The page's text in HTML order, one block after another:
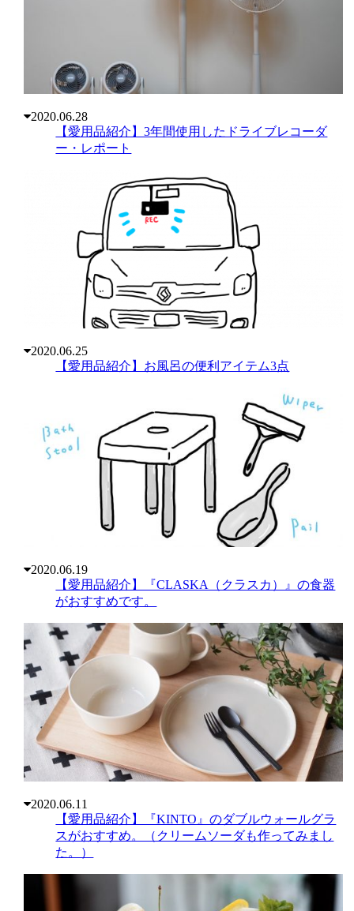
2020.06.28
【愛用品紹介】3年間使用したドライブレコーダ
ー・レポート
2020.06.25
【愛用品紹介】お風呂の便利アイテム3点
2020.06.19
【愛用品紹介】『CLASKA（クラスカ）』の食器
がおすすめです。
2020.06.11
【愛用品紹介】『KINTO』のダブルウォールグラ
スがおすすめ。（クリームソーダも作ってみまし
た。）